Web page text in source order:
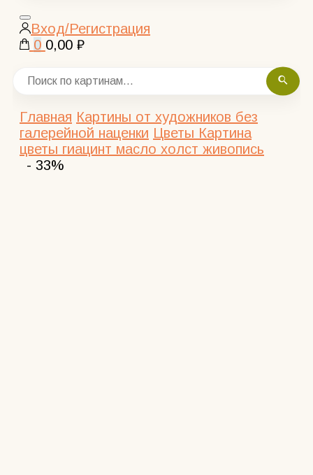
Закрыть
поиск
Вход/Регистрация
0 0,00 ₽
Главная Картины от художников без
галерейной наценки Цветы Картина
цветы гиацинт масло холст живопись
- 33%